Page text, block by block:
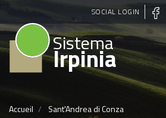
Aller
au
contenu
principal
SOCIAL LOGIN
Sistema
Irpinia
Accueil Sant'Andrea di Conza